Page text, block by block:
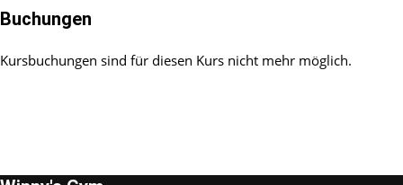
Buchungen
Kursbuchungen sind für diesen Kurs nicht mehr möglich.